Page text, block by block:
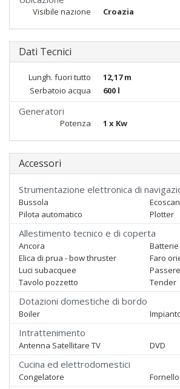
Visibile nazione Croazia
Dati Tecnici
Lungh. fuori tutto 12,17 m
Serbatoio acqua
600 l
Generatori
Potenza 1 x Kw
Accessori
Strumentazione elettronica di
Bussola
Pilota automatico
Plotter
Allestimento tecnico e di coperta
Ancora Batterie
Elica di prua - bow thruster
Faro
Luci subacquee
Tavolo pozzetto
Tender
Dotazioni domestiche di bordo
Boiler
Intrattenimento
Antenna Satellitare TV DVD
Cucina ed elettrodomestici
Congelatore